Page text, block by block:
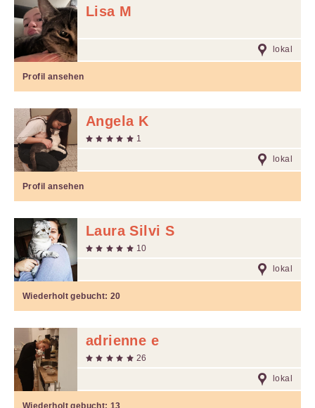
Lisa M
lokal
Profil ansehen
Angela K
1
lokal
Profil ansehen
Laura Silvi S
10
lokal
Wiederholt gebucht:20
adrienne e
26
lokal
Wiederholt gebucht:13